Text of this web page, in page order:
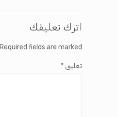
اترك تعليقك
Required fields are marked
تعليق *